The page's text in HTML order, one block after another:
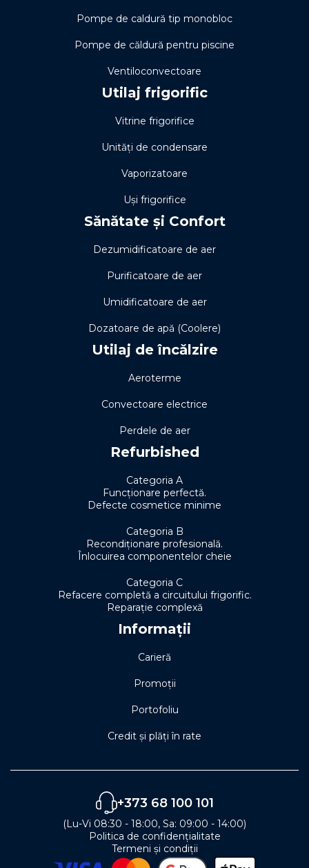
Pompe de caldură tip monobloc
Pompe de căldură pentru piscine
Ventiloconvectoare
Utilaj frigorific
Vitrine frigorifice
Unități de condensare
Vaporizatoare
Uși frigorifice
Sănătate și Confort
Dezumidificatoare de aer
Purificatoare de aer
Umidificatoare de aer
Dozatoare de apă (Coolere)
Utilaj de încălzire
Aeroterme
Convectoare electrice
Perdele de aer
Refurbished
Categoria A
Funcționare perfectă.
Defecte cosmetice minime
Categoria B
Recondiționare profesională.
Înlocuirea componentelor cheie
Categoria C
Refacere completă a circuitului frigorific.
Reparație complexă
Informații
Carieră
Promoții
Portofoliu
Credit și plăți în rate
+373 68 100 101
(Lu-Vi 08:30 - 18:00, Sa: 09:00 - 14:00)
Politica de confidențialitate
Termeni și condiții